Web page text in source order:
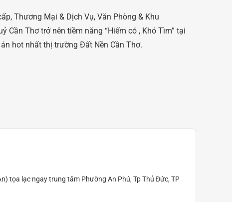
Thương Mại & Dịch Vụ, Văn Phòng & Khu
Cần Thơ trở nên tiềm năng “Hiếm có , Khó Tìm” tại
hot nhất thị trường Đất Nền Cần Thơ.
tọa lạc ngay trung tâm Phường An Phú, Tp Thủ Đức, TP